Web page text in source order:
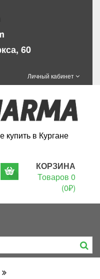
60
Личный кабинет
в Кургане
КОРЗИНА
Товаров 0
(0₽)